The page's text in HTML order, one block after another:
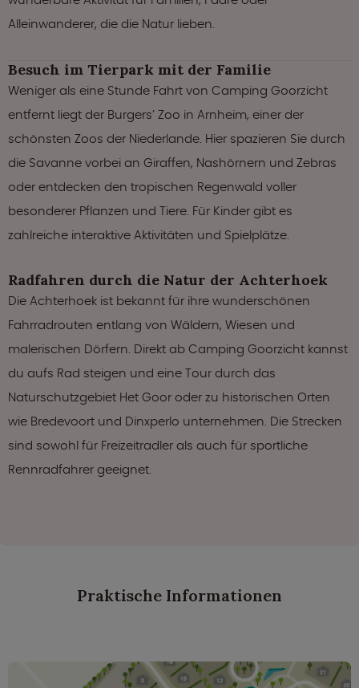
Alleinwanderer, die die Natur lieben.
Besuch im Tierpark mit der Familie
Weniger als eine Stunde Fahrt von Camping Goorzicht
entfernt liegt der Burgers’ Zoo in Arnheim, einer der
schönsten Zoos der Niederlande. Hier spazieren Sie durch
die Savanne vorbei an Giraffen, Nashörnern und Zebras
oder entdecken den tropischen Regenwald voller
besonderer Pflanzen und Tiere. Für Kinder gibt es
zahlreiche interaktive Aktivitäten und Spielplätze.
Radfahren durch die Natur der Achterhoek
Die Achterhoek ist bekannt für ihre wunderschönen
Fahrradrouten entlang von Wäldern, Wiesen und
malerischen Dörfern. Direkt ab Camping Goorzicht kannst
du aufs Rad steigen und eine Tour durch das
Naturschutzgebiet Het Goor oder zu historischen Orten
wie Bredevoort und Dinxperlo unternehmen. Die Strecken
sind sowohl für Freizeitradler als auch für sportliche
Rennradfahrer geeignet.
Praktische Informationen